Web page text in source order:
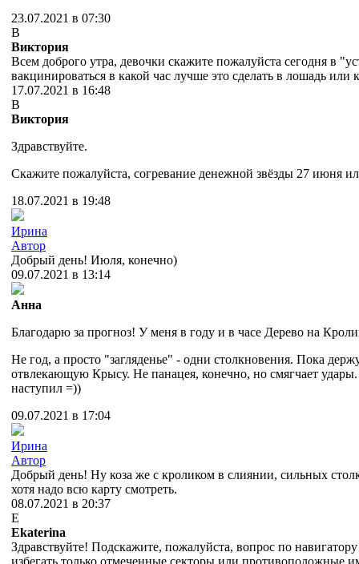
23.07.2021 в 07:30
В
Виктория
Всем доброго утра, девочки скажите пожалуйста сегодня в
вакцинироваться в какой час лучше это сделать в лошадь
17.07.2021 в 16:48
В
Виктория
Здравствуйте.
Скажите пожалуйста, согревание денежной звёзды 27 июня
18.07.2021 в 19:48
Ирина
Автор
Добрый день! Июля, конечно)
09.07.2021 в 13:14
Анна
Благодарю за прогноз! У меня в году и в часе Дерево на
Не год, а просто "загляденье" - одни столкновения. Пока
отвлекающую Крысу. Не панацея, конечно, но смягчает
наступил =))
09.07.2021 в 17:04
Ирина
Автор
Добрый день! Ну коза же с кроликом в слиянии, сильных
хотя надо всю карту смотреть.
08.07.2021 в 20:37
E
Ekaterina
Здравствуйте! Подскажите, пожалуйста, вопрос по